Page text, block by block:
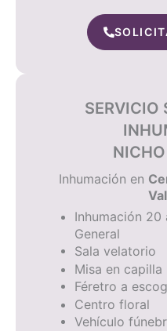
SERVICIO
Inhumación en
Inhumación 20
General
Sala velatorio
Misa en capilla
Féretro a
Centro floral
Vehículo